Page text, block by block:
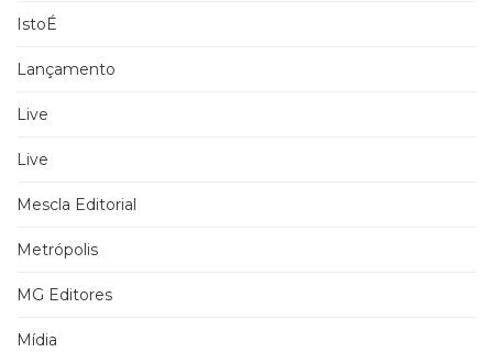
IstoÉ
Lançamento
Live
Live
Mescla Editorial
Metrópolis
MG Editores
Mídia